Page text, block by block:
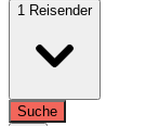
1 Reisender
Suche